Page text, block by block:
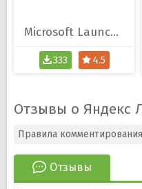
Microsoft Launcher
333 4.5
Отзывы о Яндекс
Отзывы
Правила комментирования